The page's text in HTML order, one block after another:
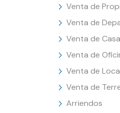
Venta de
Venta de
Venta de
Venta de
Venta de
Venta de
Arriendos